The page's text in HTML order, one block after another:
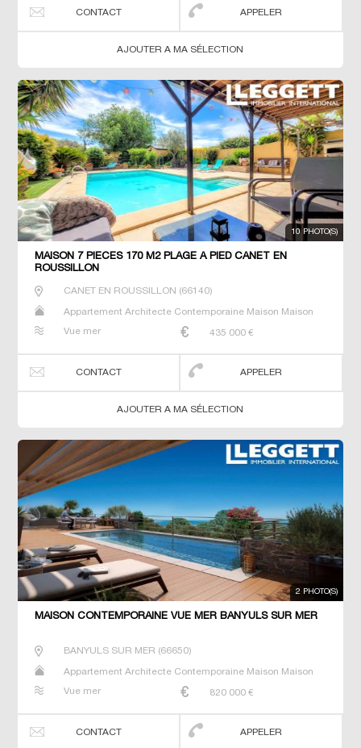
CONTACT APPELER
AJOUTER A MA SÉLECTION
10 PHOTO(S)
MAISON 7 PIECES 170 M2 PLAGE À PIED CANET EN
ROUSSILLON
CANET EN ROUSSILLON (66140)
Appartement Architecte Contemporaine Maison Maison
Vue mer
435 000 €
CONTACT APPELER
AJOUTER A MA SÉLECTION
2 PHOTO(S)
MAISON CONTEMPORAINE VUE MER BANYULS SUR MER
BANYULS SUR MER (66650)
Appartement Architecte Contemporaine Maison Maison
Vue mer
820 000 €
CONTACT APPELER